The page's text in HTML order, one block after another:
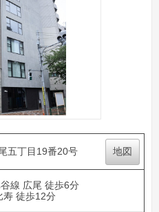
五丁目19番20号 地図
線 広尾 徒歩6分
寿 徒歩12分